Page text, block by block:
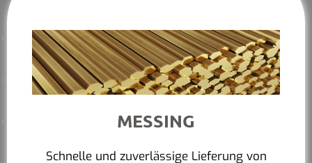
MESSING
Schnelle und zuverlässige Lieferung von